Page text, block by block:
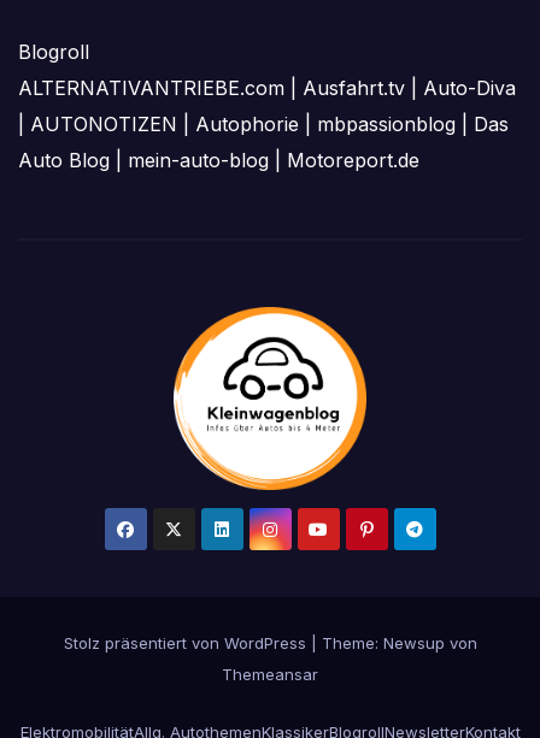
Blogroll
ALTERNATIVANTRIEBE.com
Ausfahrt.tv
Auto-Diva
AUTONOTIZEN Autophorie mbpassionblog
Das
Auto Blog
mein-auto-blog Motoreport.de
Stolz präsentiert von WordPress
Theme: Newsup von
Themeansar
ElektromobilitätAllg. AutothemenKlassikerBlogrollNewsletterKontakt